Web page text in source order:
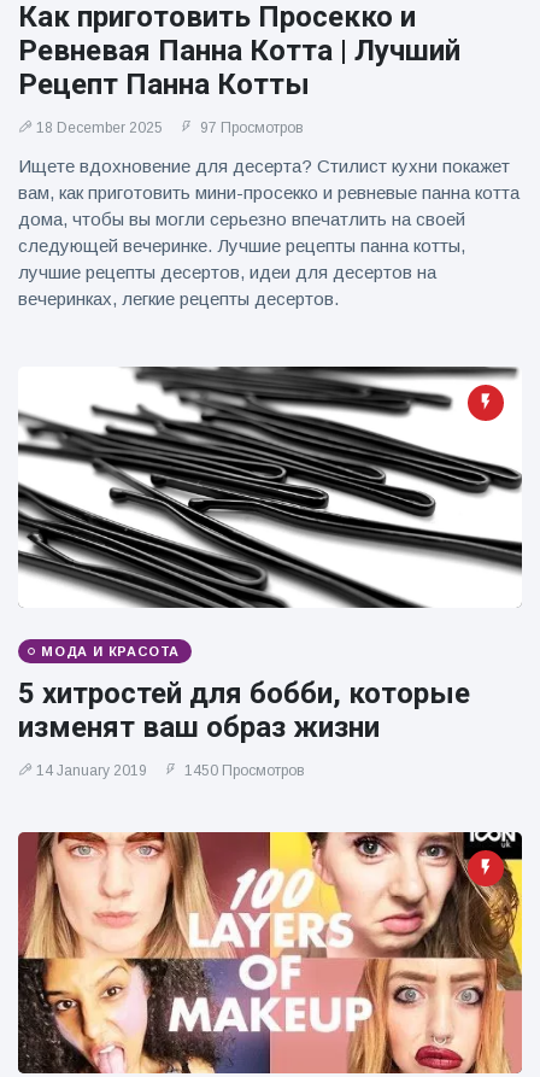
фейерверков из
движущейся
машины
Как приготовить Просекко и
Ревневая Панна Котта | Лучший
Рецепт Панна Котты
18 December 2025 97 Просмотров
Ищете вдохновение для десерта? Стилист кухни покажет
вам, как приготовить мини-просекко и ревневые панна котта
дома, чтобы вы могли серьезно впечатлить на своей
следующей вечеринке. Лучшие рецепты панна котты,
лучшие рецепты десертов, идеи для десертов на
вечеринках, легкие рецепты десертов.
МОДА И КРАСОТА
5 хитростей для бобби, которые
изменят ваш образ жизни
14 January 2019 1450 Просмотров